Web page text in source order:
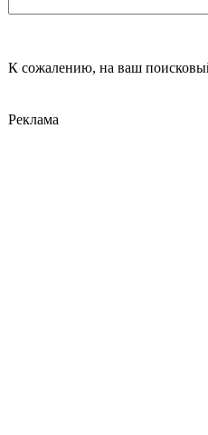
К сожалению, на ваш
Реклама